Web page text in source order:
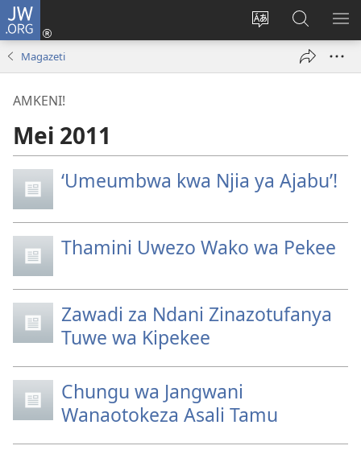
JW.ORG
Badili
Ingia
(opens
Tafuta
Katika
JW.ORG
Magazeti
AMKENI!
Mei 2011
‘Umeumbwa kwa Njia ya Ajabu’!
Thamini Uwezo Wako wa Pekee
Zawadi za Ndani Zinazotufanya
Tuwe wa Kipekee
Chungu wa Jangwani
Wanaotokeza Asali Tamu